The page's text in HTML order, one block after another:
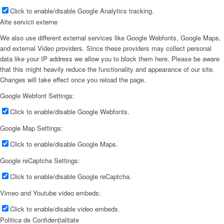
Click to enable/disable Google Analytics tracking.
Alte servicii externe
We also use different external services like Google Webfonts, Google Maps,
and external Video providers. Since these providers may collect personal
data like your IP address we allow you to block them here. Please be aware
that this might heavily reduce the functionality and appearance of our site.
Changes will take effect once you reload the page.
Google Webfont Settings:
Click to enable/disable Google Webfonts.
Google Map Settings:
Click to enable/disable Google Maps.
Google reCaptcha Settings:
Click to enable/disable Google reCaptcha.
Vimeo and Youtube video embeds:
Click to enable/disable video embeds.
Politica de Confidențialitate